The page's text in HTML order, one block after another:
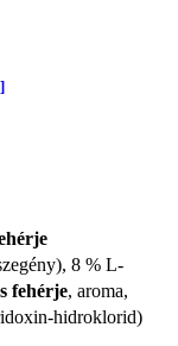
8 % L-
fehérje, aroma,
hidroklorid)